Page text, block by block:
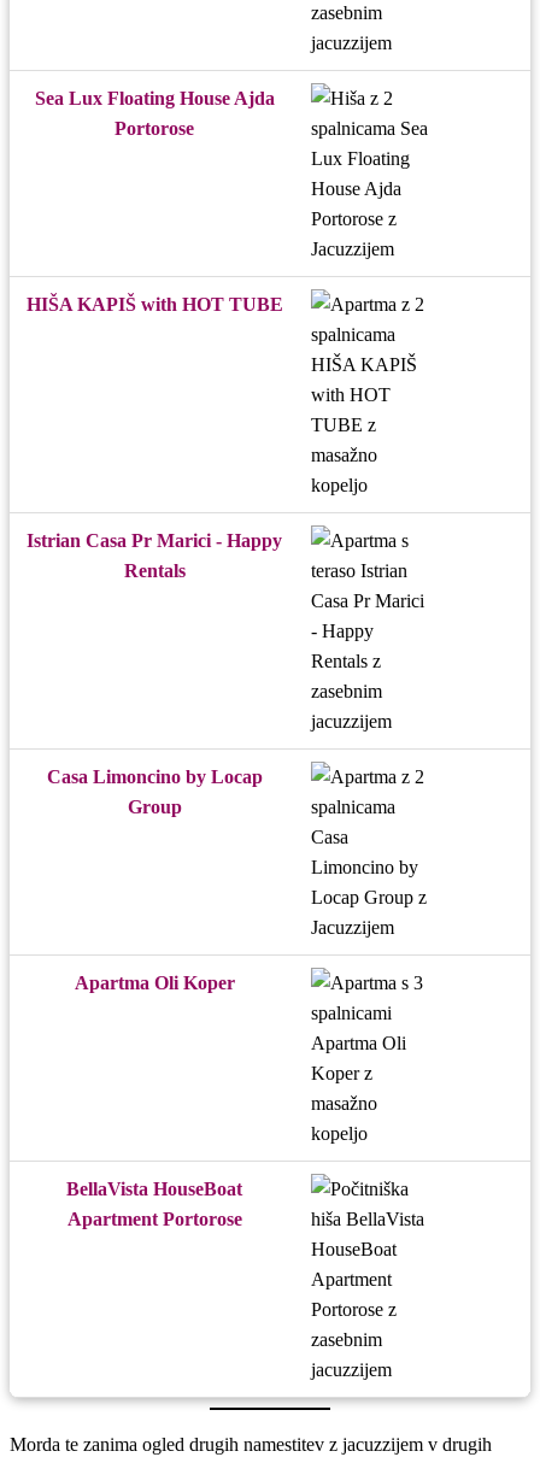
Sea Lux Floating House Ajda
Portorose
HIŠA KAPIŠ with HOT TUBE
Istrian Casa Pr Marici - Happy
Rentals
Casa Limoncino by Locap
Group
Apartma Oli Koper
BellaVista HouseBoat
Apartment Portorose
Morda te zanima ogled drugih namestitev z jacuzzijem v drugih